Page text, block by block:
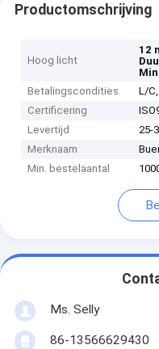
Productomschrijving
Hoog licht
12
Betalingscondities
L/
Certificering
Levertijd
25-
Merknaam
Min. bestelaantal
Ms. Selly
86-13566629430